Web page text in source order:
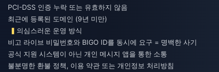
PCI-DSS 인증 누락 또는 유효하지 않음
최근에 등록된 도메인 (9년 미만)
의심스러운 운영 방식
비고 라이브 비밀번호와 BIGO ID를 동시에 요구 = 명백한 사기
공식 지원 시스템이 아닌 개인 메시지 앱을 통한 소통
불분명한 환불 정책, 이용 약관 또는 개인정보 처리방침